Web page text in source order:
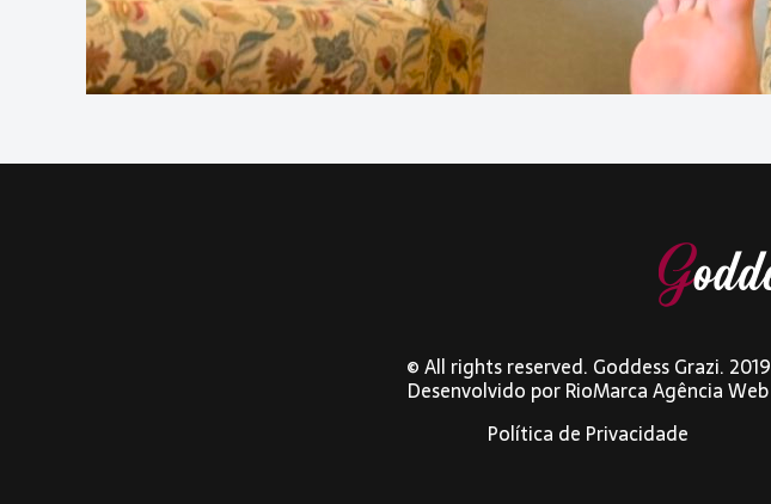
© All rights reserved. Goddess Grazi. 2019
Desenvolvido porRioMarca Agência Web
Política de Privacidade